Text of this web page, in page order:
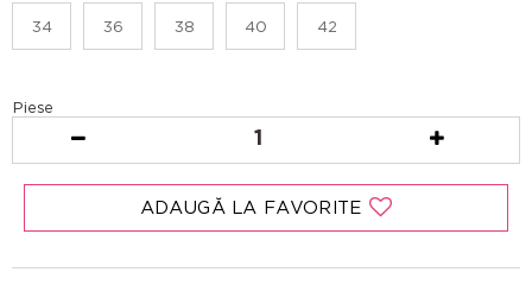
34 36 38 40 42
Piese
1
ADAUGĂ LA FAVORITE